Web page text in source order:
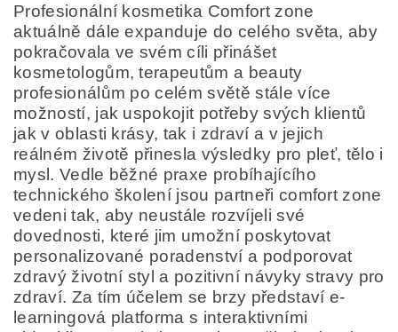
Profesionální kosmetika Comfort zone
aktuálně dále expanduje do celého světa, aby
pokračovala ve svém cíli přinášet
kosmetologům, terapeutům a beauty
profesionálům po celém světě stále více
možností, jak uspokojit potřeby svých klientů
jak v oblasti krásy, tak i zdraví a v jejich
reálném životě přinesla výsledky pro pleť, tělo i
mysl. Vedle běžné praxe probíhajícího
technického školení jsou partneři comfort zone
vedeni tak, aby neustále rozvíjeli své
dovednosti, které jim umožní poskytovat
personalizované poradenství a podporovat
zdravý životní styl a pozitivní návyky stravy pro
zdraví. Za tím účelem se brzy představí e-
learningová platforma s interaktivními